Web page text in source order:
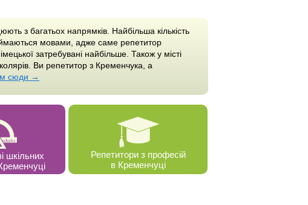
з багатьох напрямків. Найбільша кількість
мовами, адже саме репетитор
затребувані найбільше. Також у місті
Ви репетитор з Кременчука, а
сюди →
шкільних
Репетитори з професій
в Кременчуці